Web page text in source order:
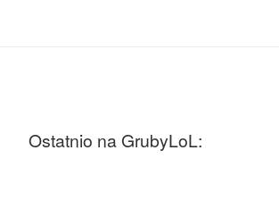
Ostatnio na GrubyLoL: